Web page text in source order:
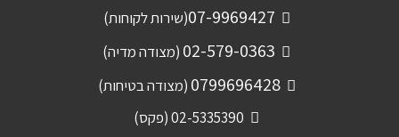
07-9969427(שירות לקוחות)
02-579-0363 (מצודה מדיה)
0799696428 (מצודה בטיחות)
02-5335390 (פקס)